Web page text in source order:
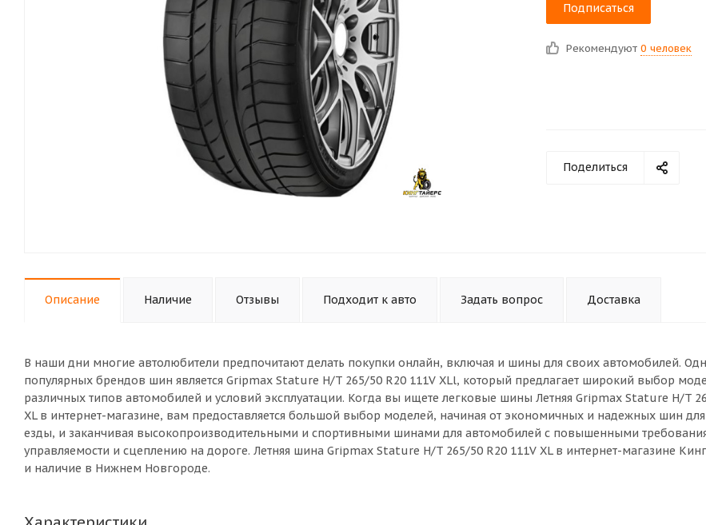
Подписаться
Рекомендуют 0 человек
Поделиться
Описание Наличие Отзывы Подходит к авто Задать вопрос Доставка
В наши дни многие автолюбители предпочитают делать покупки онлайн, включая и шины для своих автомобилей.
популярных брендов шин является Gripmax Stature H/T 265/50 R20 111V XLl, который предлагает широкий выбор
различных типов автомобилей и условий эксплуатации. Когда вы ищете легковые шины Летняя Gripmax Stature H/T
XL в интернет-магазине, вам предоставляется большой выбор моделей, начиная от экономичных и надежных шин
езды, и заканчивая высокопроизводительными и спортивными шинами для автомобилей с повышенными
управляемости и сцеплению на дороге. Летняя шина Gripmax Stature H/T 265/50 R20 111V XL в интернет-магазине
и наличие в Нижнем Новгороде.